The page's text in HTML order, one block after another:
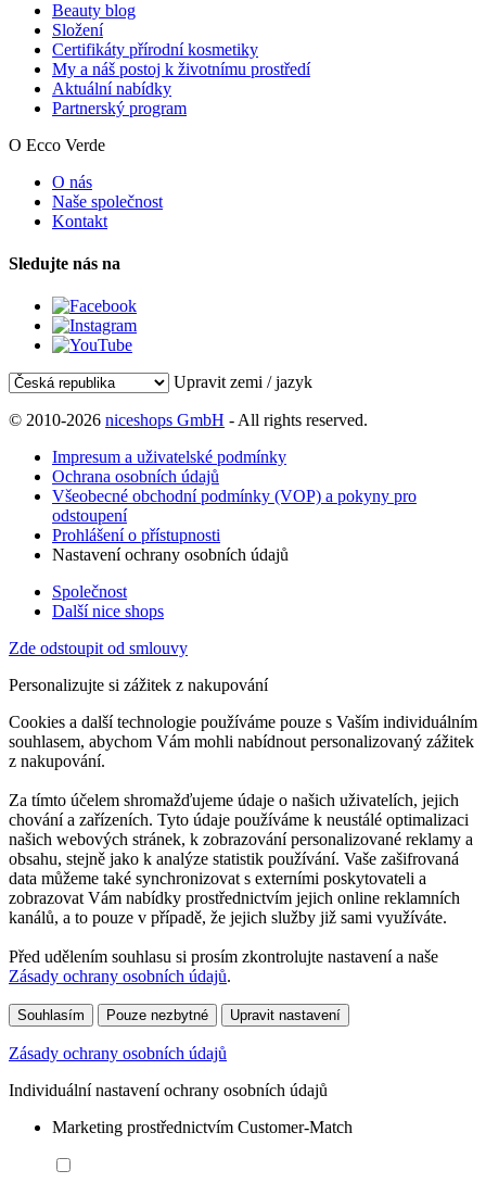
Beauty blog
Složení
Certifikáty přírodní kosmetiky
My a náš postoj k životnímu prostředí
Aktuální nabídky
Partnerský program
O Ecco Verde
O nás
Naše společnost
Kontakt
Sledujte nás na
Upravit zemi / jazyk
© 2010-2026 niceshops GmbH - All rights reserved.
Impresum a uživatelské podmínky
Ochrana osobních údajů
Všeobecné obchodní podmínky (VOP) a pokyny pro
odstoupení
Prohlášení o přístupnosti
Nastavení ochrany osobních údajů
Společnost
Další nice shops
Zde odstoupit od smlouvy
Personalizujte si zážitek z nakupování
Cookies a další technologie používáme pouze s Vaším individuálním
souhlasem, abychom Vám mohli nabídnout personalizovaný zážitek
z nakupování.
Za tímto účelem shromažďujeme údaje o našich uživatelích, jejich
chování a zařízeních. Tyto údaje používáme k neustálé optimalizaci
našich webových stránek, k zobrazování personalizované reklamy a
obsahu, stejně jako k analýze statistik používání. Vaše zašifrovaná
data můžeme také synchronizovat s externími poskytovateli a
zobrazovat Vám nabídky prostřednictvím jejich online reklamních
kanálů, a to pouze v případě, že jejich služby již sami využíváte.
Před udělením souhlasu si prosím zkontrolujte nastavení a naše
Zásady ochrany osobních údajů.
Souhlasím Pouze nezbytné Upravit nastavení
Zásady ochrany osobních údajů
Individuální nastavení ochrany osobních údajů
Marketing prostřednictvím Customer-Match